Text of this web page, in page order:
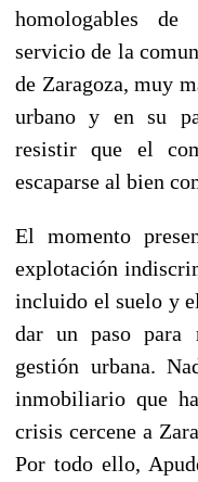
homologables de
servicio de la
de Zaragoza, muy
urbano y en su
resistir que el
escaparse al bien
El momento
explotación
incluido el suelo y
dar un paso para
gestión urbana.
inmobiliario que
crisis cercene a
Por todo ello,